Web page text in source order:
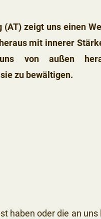
zeigt uns einen
mit innerer
von außen
zu bewältigen.
haben oder die an